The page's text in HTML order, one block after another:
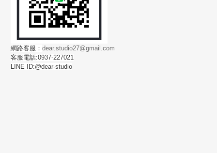
網路客服：dear.studio27@gmail.com
客服電話:0937-227021
LINE ID:@dear-studio